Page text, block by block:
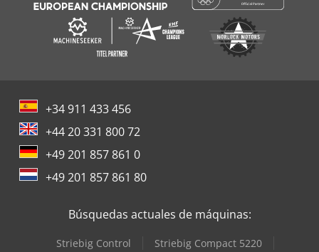
+34 911 433 456
+44 20 331 800 72
+49 201 857 861 0
+49 201 857 861 80
Búsquedas actuales de máquinas:
Striebig Control
Striebig Compact 5220